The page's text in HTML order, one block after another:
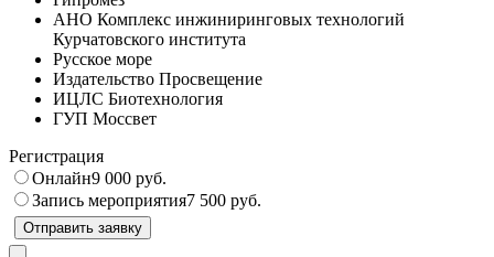
АНО Комплекс инжиниринговых технологий
Курчатовского института
Русское море
Издательство Просвещение
ИЦЛС Биотехнология
ГУП Моссвет
Регистрация
Онлайн9 000 руб.
Запись мероприятия7 500 руб.
Отправить заявку